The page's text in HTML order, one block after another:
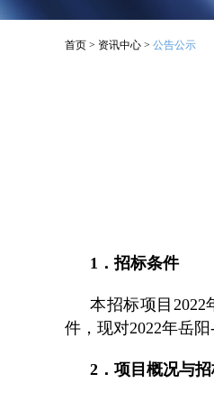
首页 > 资讯中心 > 公告公示
1．招标条件
本招标项目
件，现对2022年岳
2．项目概况与招